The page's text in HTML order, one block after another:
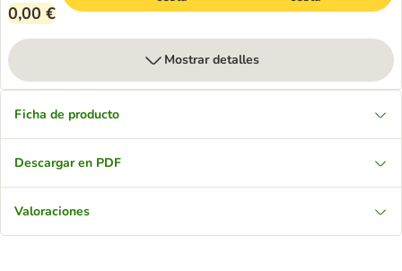
0,00 €
Mostrar detalles
Ficha de producto
Descargar en PDF
Valoraciones